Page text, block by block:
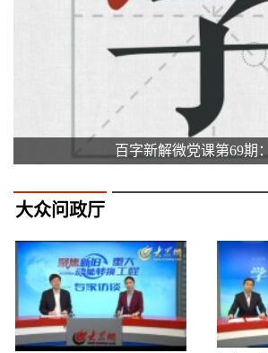
百字新解微党课第69期
大众问政厅